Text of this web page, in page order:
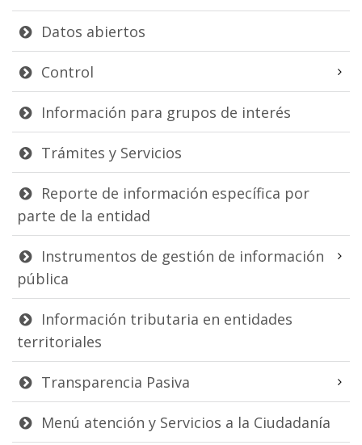
Datos abiertos
Control
Información para grupos de interés
Trámites y Servicios
Reporte de información específica por
parte de la entidad
Instrumentos de gestión de información
pública
Información tributaria en entidades
territoriales
Transparencia Pasiva
Menú atención y Servicios a la Ciudadanía